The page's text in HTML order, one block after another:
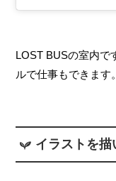
LOST BUSの室内で
ルで仕事もできます。
イラストを描